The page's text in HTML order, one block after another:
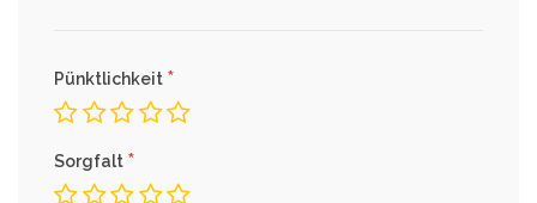
Pünktlichkeit *
Sorgfalt *